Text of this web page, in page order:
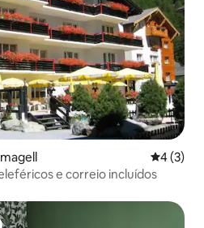
4 de
4 (3)
e correio incluídos